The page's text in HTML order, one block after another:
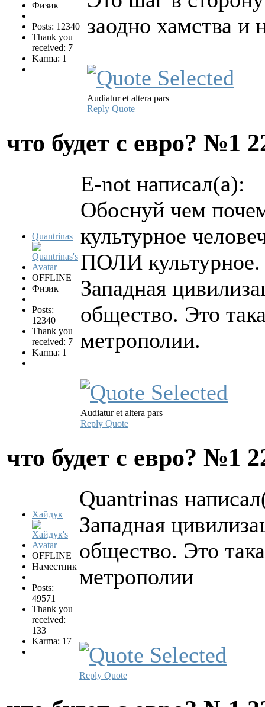
Физик
Posts: 12340
Thank you
received: 7
Karma: 1
заодно хамства и
Audiatur et altera pars
Reply Quote
что будет с евро? №1
Quantrinas
OFFLINE
Физик
Posts:
12340
Thank you
received: 7
Karma: 1
E-not написал(а):
Обоснуй чем
культурное
ПОЛИ культурное.
Западная
общество. Это
метрополии.
Audiatur et altera pars
Reply Quote
что будет с евро? №1
Хайдук
OFFLINE
Наместник
Posts:
49571
Thank you
received:
133
Karma: 17
Quantrinas
Западная
общество. Это
метрополии
Reply Quote